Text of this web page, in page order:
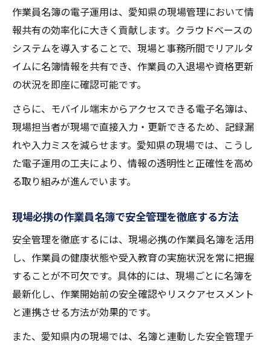
ント
受入教育記載を活かした作業員名簿の使い
方
現場事故時に役立つ作業員名簿管理の工夫
愛知県ガイドラインと名簿運用の最新事情
愛知県のガイドラインが作業員名簿に与え
る影響
ガイドライン活用による現場名簿運用の最
適化
愛知県仕様で進化する作業員名簿管理のポ
イント
践法
作業員名簿の電子運用支援とガイドライン
作業員名簿の電子運用は、愛知県の現場管理において情
報共有の効率化に大きく貢献します。クラウドベースの
システムを導入することで、現場と事務所間でリアルタ
イムに名簿情報を共有でき、作業員の入退場や資格更新
の状況を即座に確認可能です。
さらに、モバイル端末からアクセスできる電子名簿は、
現場担当者が現場で直接入力・更新できるため、記録漏
れや入力ミスを減らせます。愛知県の現場では、こうし
た電子運用の工夫により、情報の透明性と正確性を高め
る取り組みが進んでいます。
現場必携の作業員名簿で安全管理を徹底する方法
安全管理を徹底するには、現場必携の作業員名簿を活用
し、作業員の健康状態や受入教育の実施状況を常に把握
することが不可欠です。具体的には、現場ごとに名簿を
最新化し、作業開始前の安全確認やリスクアセスメント
と連携させる方法が効果的です。
また、愛知県内の現場では、名簿と連動した安全管理チ